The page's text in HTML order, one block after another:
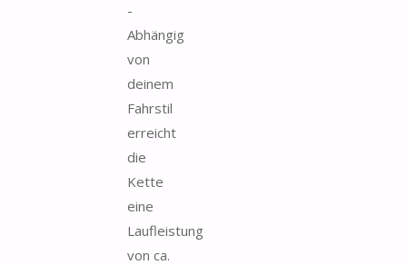
-
Abhängig
von
deinem
Fahrstil
erreicht
die
Kette
eine
Laufleistung
von ca.